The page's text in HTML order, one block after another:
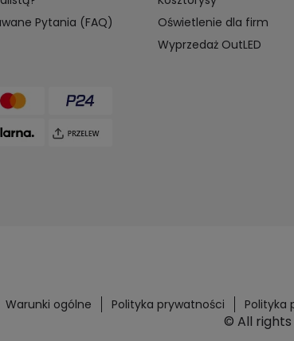
Pytania (FAQ)
Oświetlenie dla firm
Wyprzedaż OutLED
Warunki ogólne Polityka prywatności Polityka
© All rights